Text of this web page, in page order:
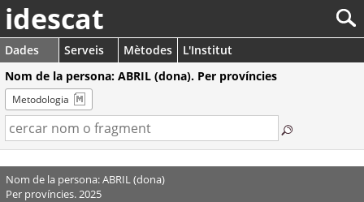
idescat
Dades Serveis Mètodes
L'Institut
Nom de la persona: ABRIL (dona). Per províncies
Metodologia
Nom de la persona: ABRIL (dona)
Per províncies. 2025